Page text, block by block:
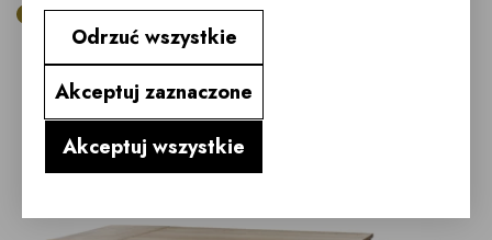
cena blat lity dąb o grubości +/- 40mm
Odrzuć wszystkie
Akceptuj zaznaczone
Akceptuj wszystkie